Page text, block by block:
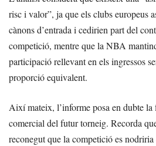
risc i valor”, ja que els clubs europeus
cànons d’entrada i cedirien part del
competició, mentre que la NBA
participació rellevant en els ingressos
proporció equivalent.
Així mateix, l’informe posa en dubte la
comercial del futur torneig. Recorda
reconegut que la competició es